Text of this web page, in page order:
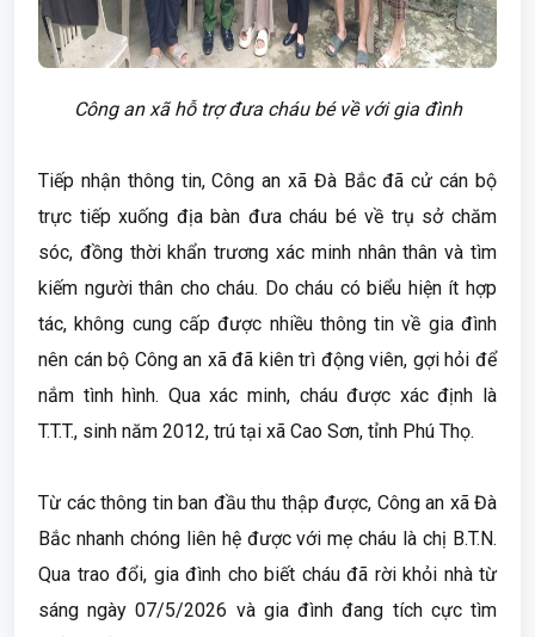
Công an xã hỗ trợ đưa cháu bé về với gia đình
Tiếp nhận thông tin, Công an xã Đà Bắc đã cử cán bộ
trực tiếp xuống địa bàn đưa cháu bé về trụ sở chăm
sóc, đồng thời khẩn trương xác minh nhân thân và tìm
kiếm người thân cho cháu. Do cháu có biểu hiện ít hợp
tác, không cung cấp được nhiều thông tin về gia đình
nên cán bộ Công an xã đã kiên trì động viên, gợi hỏi để
nắm tình hình. Qua xác minh, cháu được xác định là
T.T.T., sinh năm 2012, trú tại xã Cao Sơn, tỉnh Phú Thọ.
Từ các thông tin ban đầu thu thập được, Công an xã Đà
Bắc nhanh chóng liên hệ được với mẹ cháu là chị B.T.N.
Qua trao đổi, gia đình cho biết cháu đã rời khỏi nhà từ
sáng ngày 07/5/2026 và gia đình đang tích cực tìm